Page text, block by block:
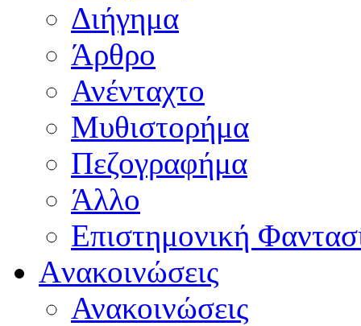
Διήγημα
Άρθρο
Ανένταχτο
Μυθιστορήμα
Πεζογραφήμα
Άλλο
Επιστημονική
Aνακοινώσεις
Ανακοινώσεις